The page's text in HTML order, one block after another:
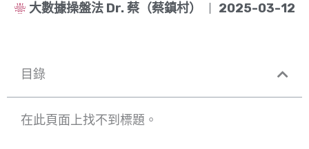
大數據操盤法 Dr. 蔡（蔡鎮村） 2025-03-12
目錄
在此頁面上找不到標題。